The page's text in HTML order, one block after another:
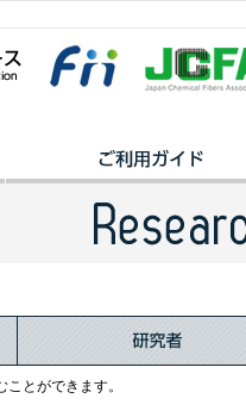
とができます。